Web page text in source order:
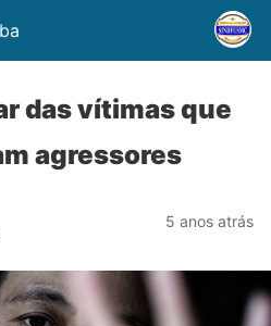
das vítimas que
agressores
5 anos atrás